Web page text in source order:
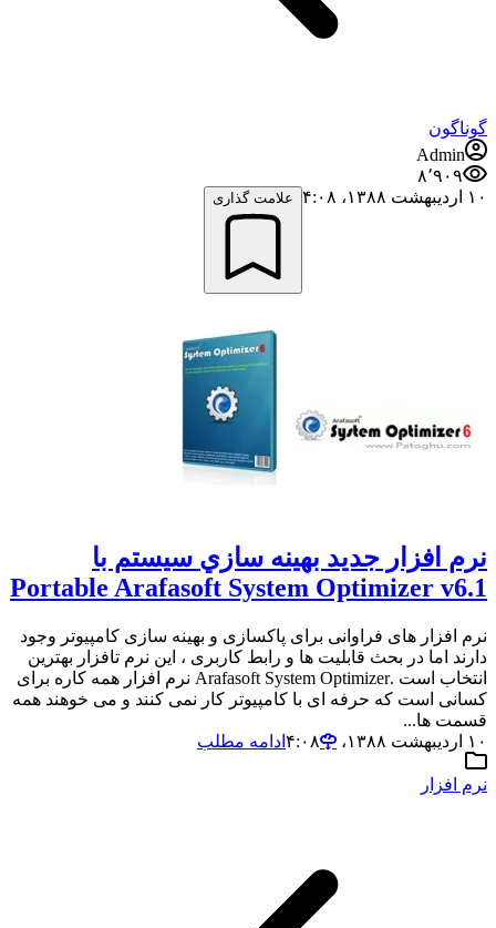
گوناگون
Admin
۸٬۹۰۹
۱۰ اردیبهشت ۱۳۸۸،‏ ۴:۰۸
علامت گذاری
نرم افزار جديد بهينه سازي سيستم با
Portable Arafasoft System Optimizer v6.1
نرم افزار های فراوانی برای پاکسازی و بهینه سازی کامپیوتر وجود
دارند اما در بحث قابلیت ها و رابط کاربری ، این نرم تافزار بهترین
انتخاب است .Arafasoft System Optimizer نرم افزار همه کاره برای
کسانی است که حرفه ای با کامپیوتر کار نمی کنند و می خوهند همه
قسمت ها...
۱۰ اردیبهشت ۱۳۸۸،‏ ۴:۰۸
ادامه مطلب
نرم افزار